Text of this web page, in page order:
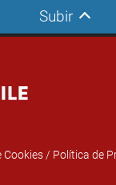
Subir
Cookies / Política de